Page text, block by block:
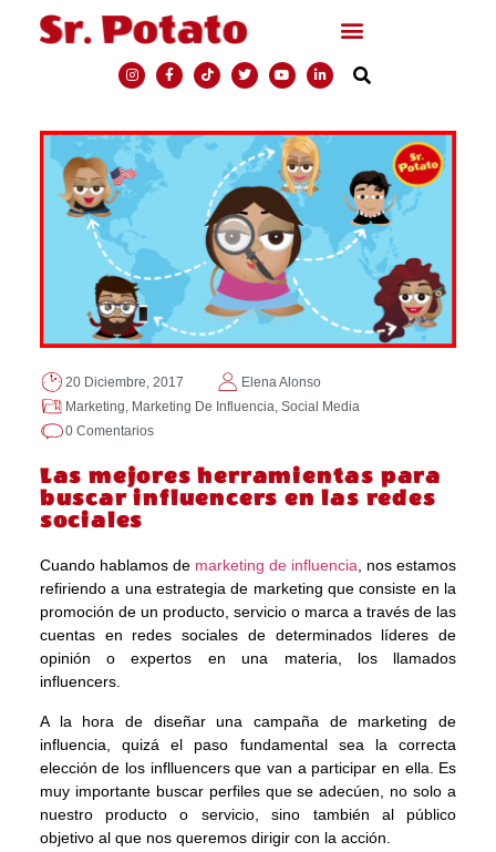
20 Diciembre, 2017
Elena Alonso
Marketing, Marketing De Influencia, Social Media
0 Comentarios
Las mejores herramientas para
buscar influencers en las redes
sociales
Cuando hablamos de marketing de influencia, nos estamos
refiriendo a una estrategia de marketing que consiste en la
promoción de un producto, servicio o marca a través de las
cuentas en redes sociales de determinados líderes de
opinión o expertos en una materia, los llamados
influencers.
A la hora de diseñar una campaña de marketing de
influencia, quizá el paso fundamental sea la correcta
elección de los inflluencers que van a participar en ella. Es
muy importante buscar perfiles que se adecúen, no solo a
nuestro producto o servicio, sino también al público
objetivo al que nos queremos dirigir con la acción.